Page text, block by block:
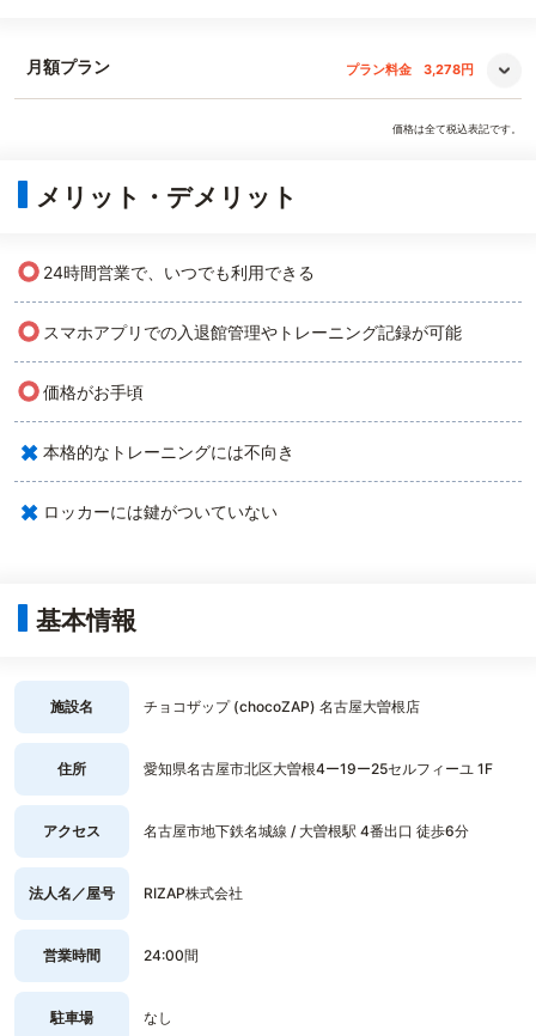
月額プラン プラン料金 3,278円
価格は全て税込表記です。
メリット・デメリット
○ 24時間営業で、いつでも利用できる
○ スマホアプリでの入退館管理やトレーニング記録が可能
○価格がお手頃
× 本格的なトレーニングには不向き
× ロッカーには鍵がついていない
基本情報
施設名 チョコザップ (chocoZAP) 名古屋大曽根店
住所 愛知県名古屋市北区大曽根4ー19ー25セルフィーユ 1F
アクセス 名古屋市地下鉄名城線 / 大曽根駅 4番出口 徒歩6分
法人名／屋号 RIZAP株式会社
営業時間 24:00間
駐車場 なし